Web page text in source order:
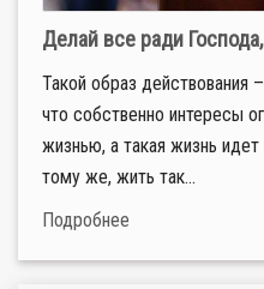
Делай все ради
Такой образ действования
что собственно интересы
жизнью, а такая жизнь
тому же, жить так...
Подробнее